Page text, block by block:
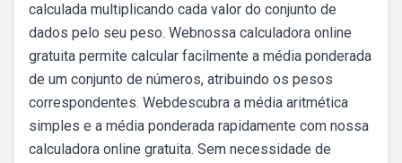
calculada multiplicando cada valor do conjunto de
dados pelo seu peso. Webnossa calculadora online
gratuita permite calcular facilmente a média ponderada
de um conjunto de números, atribuindo os pesos
correspondentes. Webdescubra a média aritmética
simples e a média ponderada rapidamente com nossa
calculadora online gratuita. Sem necessidade de